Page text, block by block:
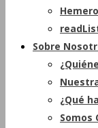
Sobre
¿Qué
Somos